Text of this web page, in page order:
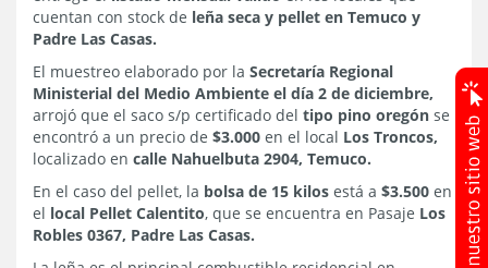
cuentan con stock de leña seca y pellet en Temuco y
Padre Las Casas.
El muestreo elaborado por la Secretaría Regional
Ministerial del Medio Ambiente el día 2 de diciembre,
arrojó que el saco s/p certificado del tipo pino oregón se
encontró a un precio de $3.000 en el local Los Troncos,
localizado en calle Nahuelbuta 2904, Temuco.
En el caso del pellet, la bolsa de 15 kilos está a $3.500 en
el local Pellet Calentito, que se encuentra en Pasaje Los
Robles 0367, Padre Las Casas.